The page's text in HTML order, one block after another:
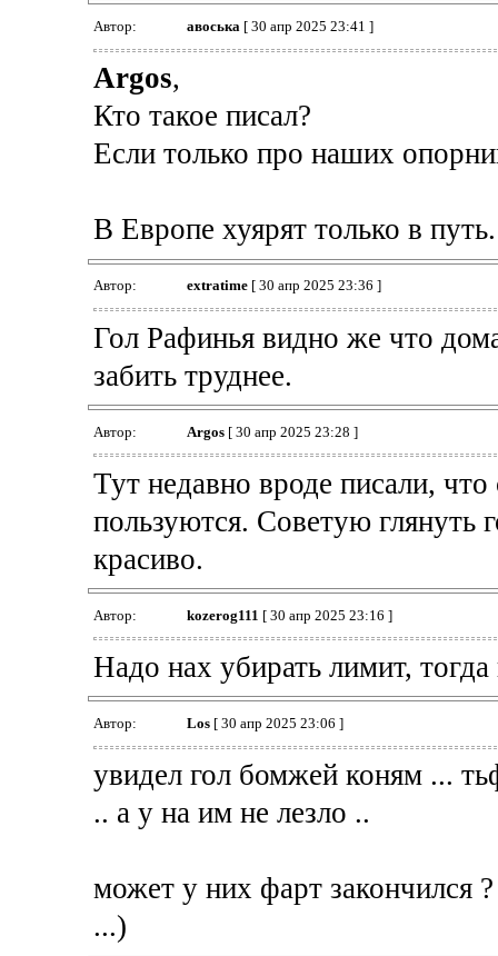
Автор: авоська [ 30 апр 2025 23:41 ]
Argos,
Кто такое писал?
Если только про наших
В Европе хуярят только в путь.
Автор: extratime[ 30 апр 2025 23:36 ]
Гол Рафинья видно же что
забить труднее.
Автор: Argos[ 30 апр 2025 23:28 ]
Тут недавно вроде писали,
пользуются. Советую глянуть
красиво.
Автор: kozerog111 [ 30 апр 2025 23:16 ]
Надо нах убирать лимит,
Автор: Los[ 30 апр 2025 23:06 ]
увидел гол бомжей коням ...
.. а у на им не лезло ..
может у них фарт закончился ?
...)